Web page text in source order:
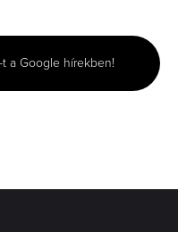
-t a Google hírekben!